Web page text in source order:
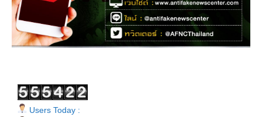
Users Today :